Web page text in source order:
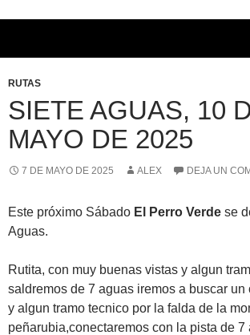
CONTENIDO
RUTAS
SIETE AGUAS, 10
MAYO DE 2025
7 DE MAYO DE 2025 ALEX DEJA UN
Este próximo Sábado El Perro Verde se
Aguas.
Rutita, con muy buenas vistas y algun
saldremos de 7 aguas iremos a buscar un
y algun tramo tecnico por la falda de la
peñarubia,conectaremos con la pista de 7